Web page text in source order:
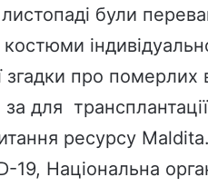
листопаді були
згадки про померлих
для
ресурсу
19, Національна